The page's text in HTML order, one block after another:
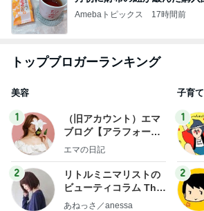
Amebaトピックス 17時間前
トップブロガーランキング
美容
1
（旧アカウント）エマ
ブログ【アラフォー会
社売却セカンドライ
エマの日記
2
リトルミニマリストの
ビューティコラム The
little minimalist's bea
あねっさ／anessa
子育て
1
2